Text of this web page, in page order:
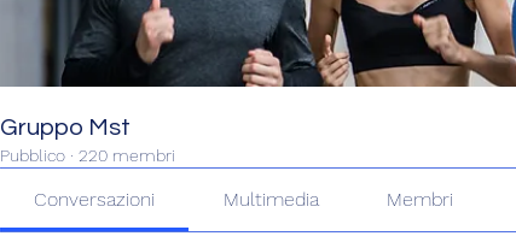
Gruppo Mst
Pubblico · 220 membri
Conversazioni Multimedia Membri